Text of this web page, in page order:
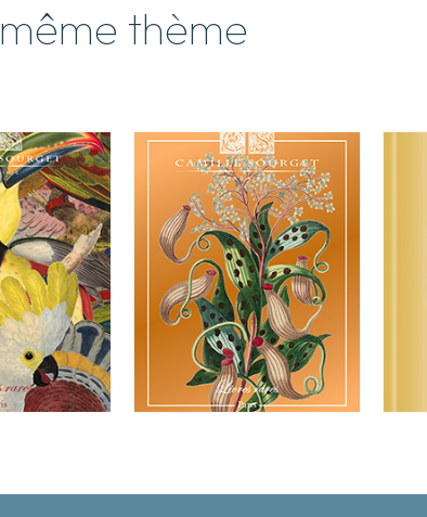
thème